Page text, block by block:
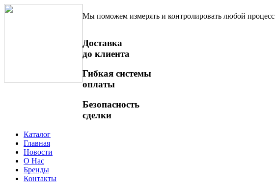
Мы поможем измерять и контролировать любой процесс
Доставка
до клиента
Гибкая системы
оплаты
Безопасность
сделки
Каталог
Главная
Новости
О Нас
Бренды
Контакты